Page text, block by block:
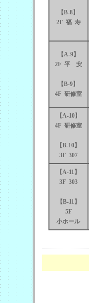
【B-8】
2F 福 寿
【A-9】
2F 平 安
【B-9】
4F 研修室
【A-10】
4F 研修室
【B-10】
3F 307
【A-11】
3F 303
【B-11】
5F
小ホール